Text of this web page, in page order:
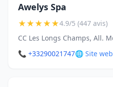
Awelys Spa
★★★★★4.9/5 (447 avis)
📞 +33290021747🌐 Site web